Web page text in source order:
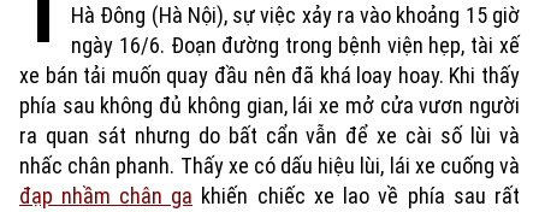
Hà Đông (Hà Nội), sự việc xảy ra vào khoảng 15 giờ
ngày 16/6. Đoạn đường trong bệnh viện hẹp, tài xế
xe bán tải muốn quay đầu nên đã khá loay hoay. Khi thấy
phía sau không đủ không gian, lái xe mở cửa vươn người
ra quan sát nhưng do bất cẩn vẫn để xe cài số lùi và
nhấc chân phanh. Thấy xe có dấu hiệu lùi, lái xe cuống và
đạp nhầm chân ga khiến chiếc xe lao về phía sau rất